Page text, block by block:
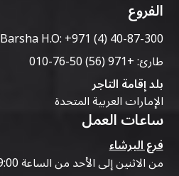
الفروع
Barsha H.O:+971 (4) 40-87-300
طارئ:+971 (56) 50-76-010
بلد إقامة التاجر
الإمارات العربية المتحدة
ساعات العمل
فرع البرشاء
من الاثنين إلى الأحد من الساعة 9:00 صباحًا حتى 07:00 مساءً